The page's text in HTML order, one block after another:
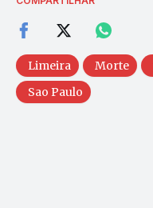
Limeira Morte
Sao Paulo